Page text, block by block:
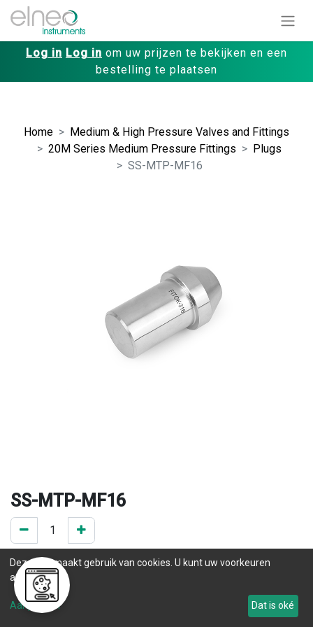
Log in Log in om uw prijzen te bekijken en een
bestelling te plaatsen
Home
Medium & High Pressure Valves and Fittings
20M Series Medium Pressure Fittings
Plugs
SS-MTP-MF16
SS-MTP-MF16
0 ST op voorraad
.
Levertijd
Deze site maakt gebruik van cookies. U kunt uw voorkeuren
aanpassen.
Aanpassen Dat is oké